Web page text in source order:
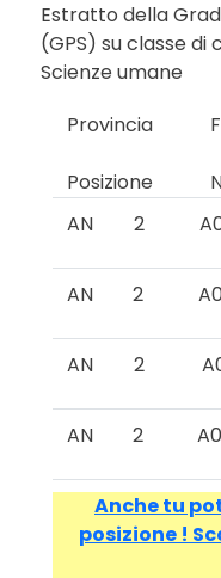
Estratto della
(GPS) su classe di
Scienze umane
Provincia
Posizione
AN
2
AN 2
AN 2
AN 2
Anche tu
posizione !